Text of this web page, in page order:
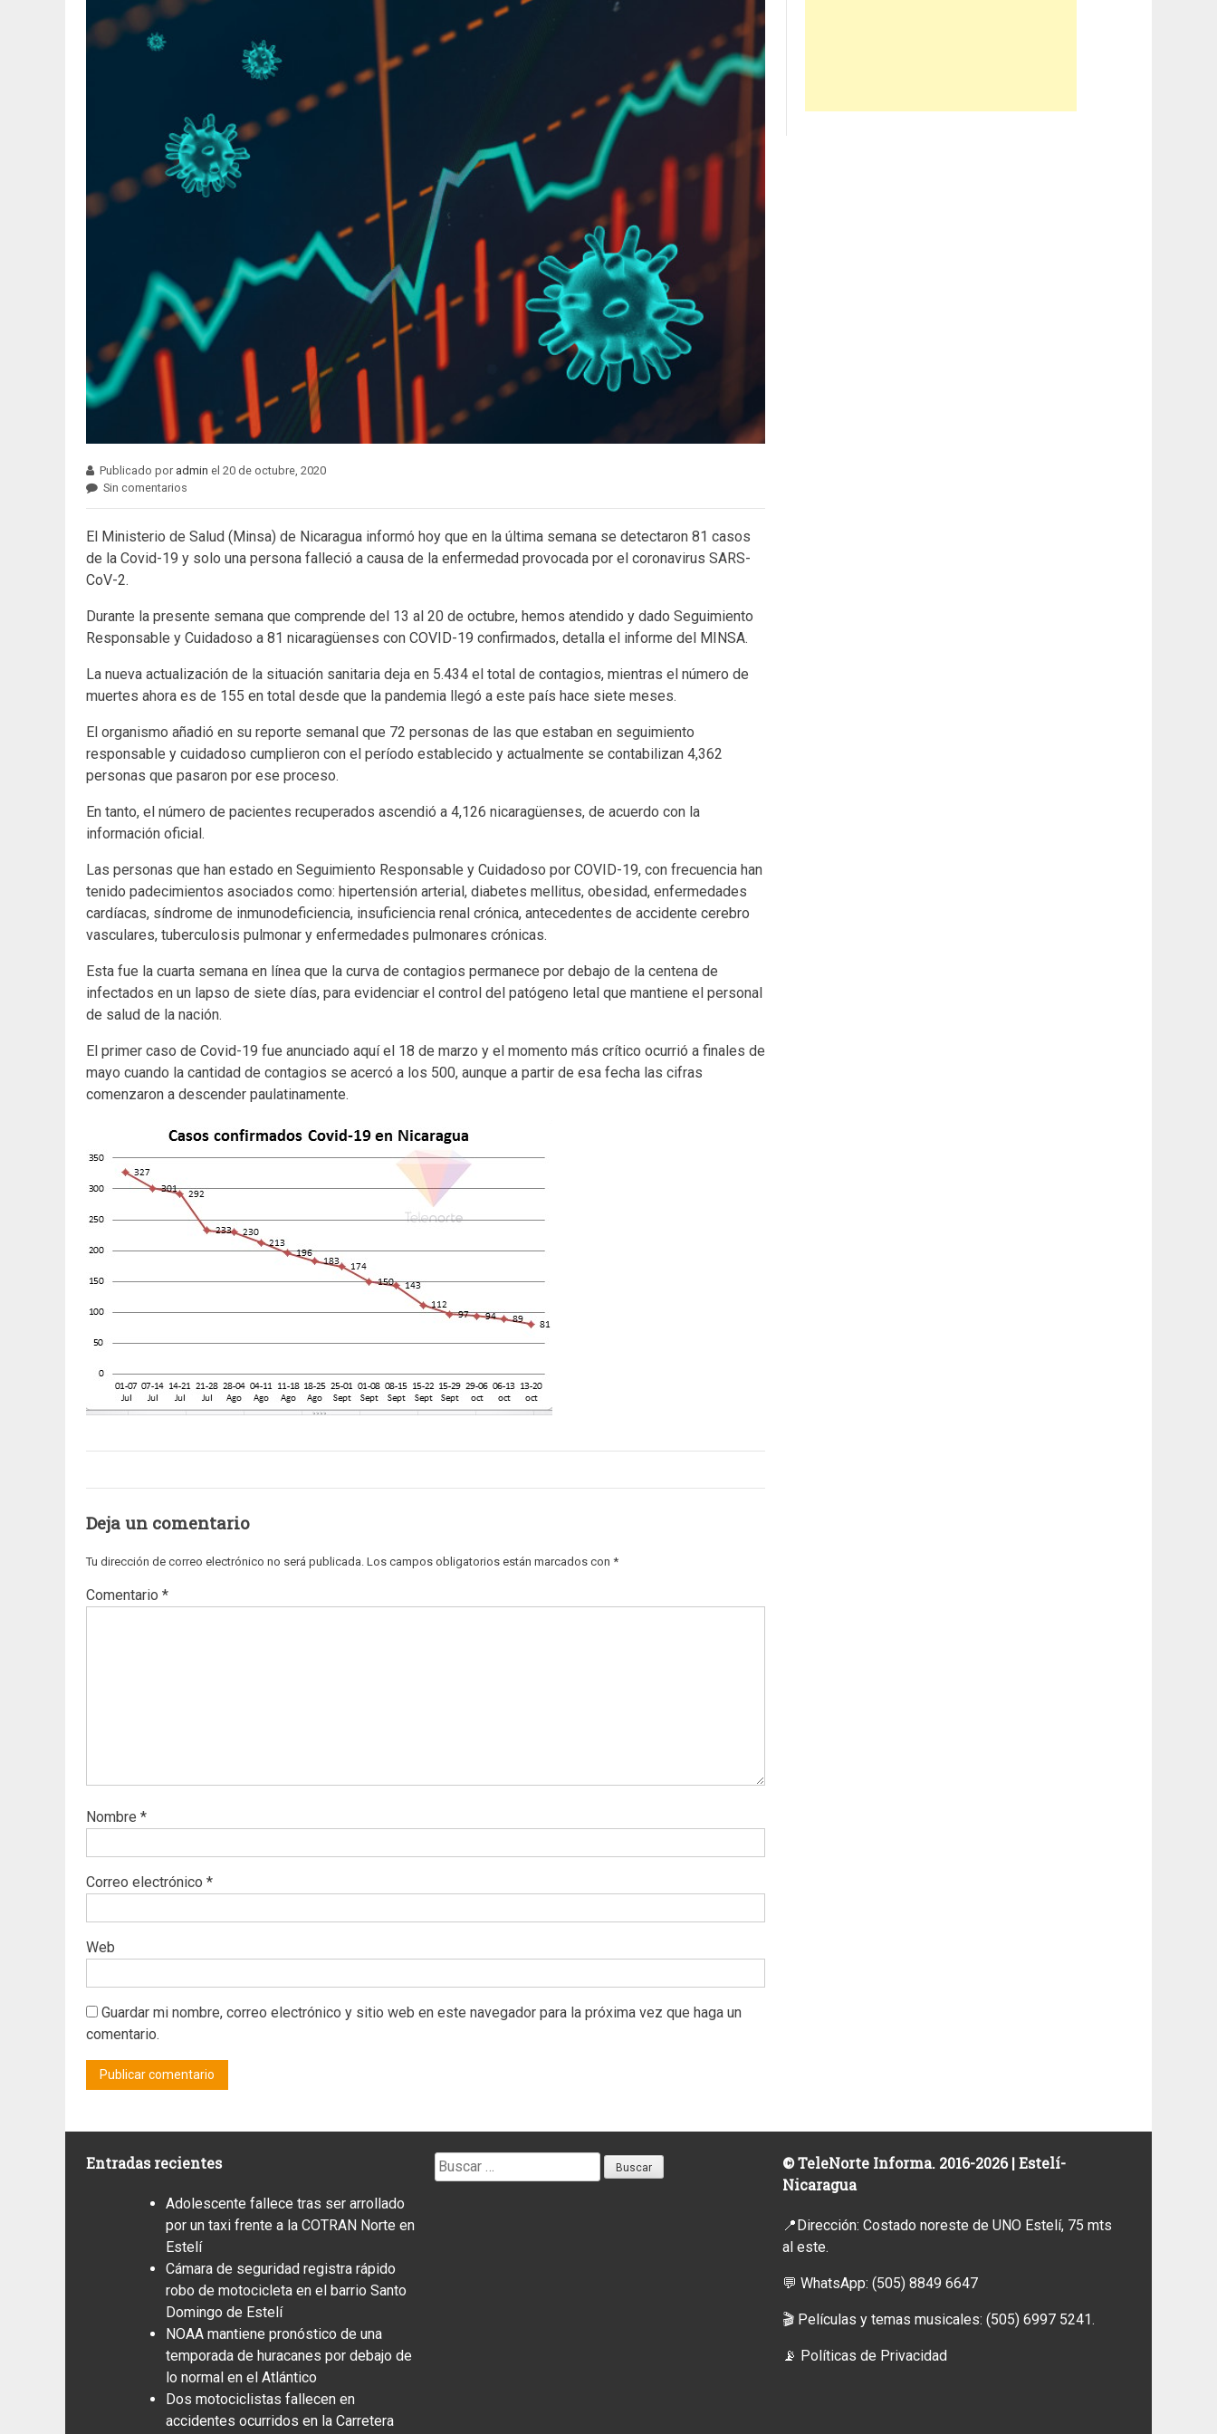
Publicado por admin el 20 de octubre, 2020
Sin comentarios
El Ministerio de Salud (Minsa) de Nicaragua informó hoy que en la última semana se detectaron 81 casos
de la Covid-19 y solo una persona falleció a causa de la enfermedad provocada por el coronavirus SARS-
CoV-2.
Durante la presente semana que comprende del 13 al 20 de octubre, hemos atendido y dado Seguimiento
Responsable y Cuidadoso a 81 nicaragüenses con COVID-19 confirmados, detalla el informe del MINSA.
La nueva actualización de la situación sanitaria deja en 5.434 el total de contagios, mientras el número de
muertes ahora es de 155 en total desde que la pandemia llegó a este país hace siete meses.
El organismo añadió en su reporte semanal que 72 personas de las que estaban en seguimiento
responsable y cuidadoso cumplieron con el período establecido y actualmente se contabilizan 4,362
personas que pasaron por ese proceso.
En tanto, el número de pacientes recuperados ascendió a 4,126 nicaragüenses, de acuerdo con la
información oficial.
Las personas que han estado en Seguimiento Responsable y Cuidadoso por COVID-19, con frecuencia han
tenido padecimientos asociados como: hipertensión arterial, diabetes mellitus, obesidad, enfermedades
cardíacas, síndrome de inmunodeficiencia, insuficiencia renal crónica, antecedentes de accidente cerebro
vasculares, tuberculosis pulmonar y enfermedades pulmonares crónicas.
Esta fue la cuarta semana en línea que la curva de contagios permanece por debajo de la centena de
infectados en un lapso de siete días, para evidenciar el control del patógeno letal que mantiene el personal
de salud de la nación.
El primer caso de Covid-19 fue anunciado aquí el 18 de marzo y el momento más crítico ocurrió a finales de
mayo cuando la cantidad de contagios se acercó a los 500, aunque a partir de esa fecha las cifras
comenzaron a descender paulatinamente.
Deja un comentario
Tu dirección de correo electrónico no será publicada. Los campos obligatorios están marcados con *
Comentario *
Nombre *
Correo electrónico *
Web
Guardar mi nombre, correo electrónico y sitio web en este navegador para la próxima vez que haga un
comentario.
Entradas recientes
Adolescente fallece tras ser arrollado
por un taxi frente a la COTRAN Norte en
Estelí
Cámara de seguridad registra rápido
robo de motocicleta en el barrio Santo
Domingo de Estelí
NOAA mantiene pronóstico de una
temporada de huracanes por debajo de
lo normal en el Atlántico
Dos motociclistas fallecen en
accidentes ocurridos en la Carretera
Buscar:
© TeleNorte Informa. 2016-2026 | Estelí-
Nicaragua
📍Dirección: Costado noreste de UNO Estelí, 75 mts
al este.
💬 WhatsApp:(505) 8849 6647
🎬 Películas y temas musicales:(505) 6997 5241.
📡 Políticas de Privacidad